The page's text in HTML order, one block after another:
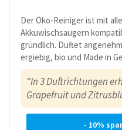
Der Öko-Reiniger ist mit
Akkuwischsaugern
gründlich. Duftet
ergiebig, bio und Made in
"In 3 Duftrichtungen
Grapefruit und
- 10%